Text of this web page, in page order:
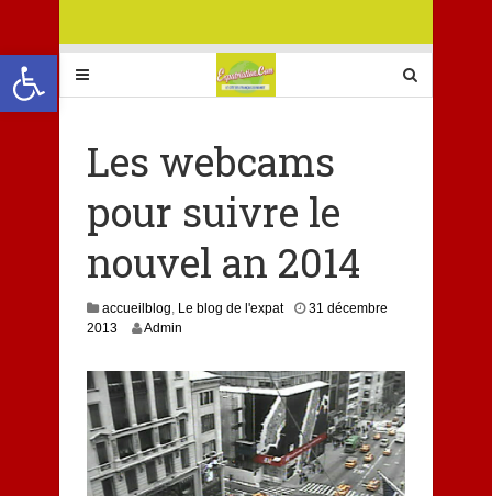
Ouvrir la barre d’outils
Les webcams
pour suivre le
nouvel an 2014
accueilblog, Le blog de l'expat
31 décembre
20133
é
e
m
b
r
Admin